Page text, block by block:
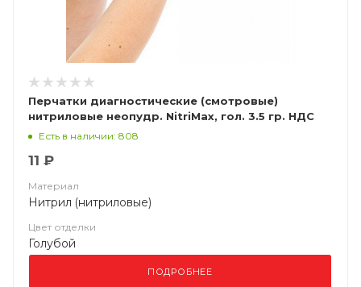
Перчатки диагностические (смотровые)
нитриловые неопудр. NitriMax, гол. 3.5 гр. НДС
(10%)
Есть в наличии: 808
11 ₽
Материал
Нитрил (нитриловые)
Цвет отделки
Голубой
ПОДРОБНЕЕ